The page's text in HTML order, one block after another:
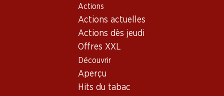
Actions
Actions actuelles
Actions dès jeudi
Offres XXL
Découvrir
Aperçu
Hits du tabac
Shop des Vins
France
Bordeaux
Pagodes de Cos d'Estournel Saint-Estèphe AOC
Exclusivité web !